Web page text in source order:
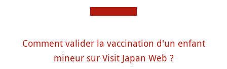
Comment valider la vaccination d'un enfant
mineur sur Visit Japan Web ?